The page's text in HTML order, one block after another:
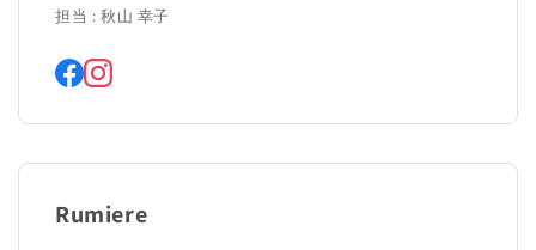
担当 : 秋山 幸子
Rumiere